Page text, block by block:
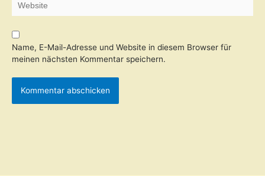
Name, E-Mail-Adresse und Website in diesem Browser für
meinen nächsten Kommentar speichern.